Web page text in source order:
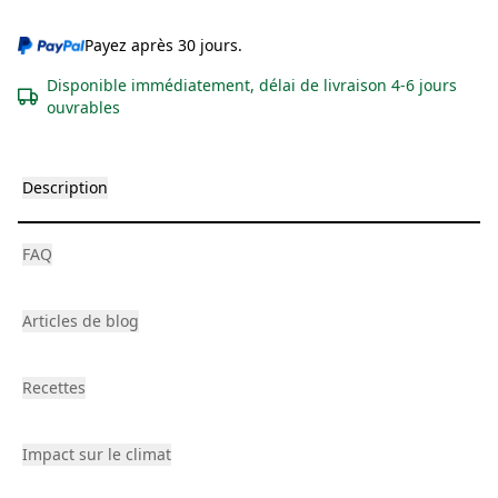
Payez après 30 jours.
Disponible immédiatement, délai de livraison 4-6 jours
ouvrables
Description
FAQ
Articles de blog
Recettes
Impact sur le climat